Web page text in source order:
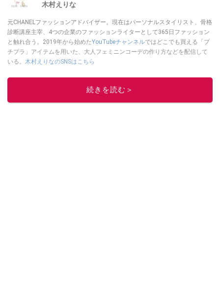
木村えりな
元CHANELファッションアドバイザー。現在はパーソナルスタイリスト、骨格
診断講座主宰、4つの企業のファッションライターとして365日ファッション
と触れ合う。2019年から始めたYouTubeチャンネルではどこでも買える「プ
チプラ」アイテムを用いた、大人フェミニンコーデの作り方などを配信して
いる。 木村えりなのSNSはこちら
このイチオシストの他の記事を読む
続きを読む＞